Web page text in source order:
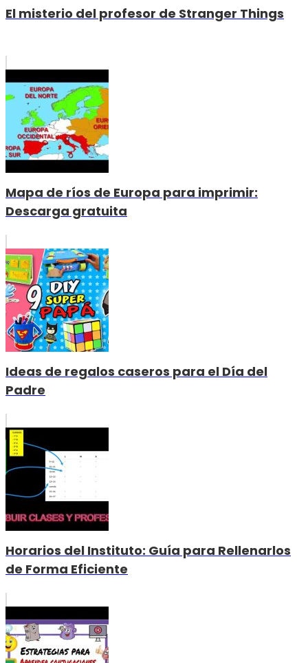
El misterio del profesor de Stranger Things
Mapa de ríos de Europa para imprimir:
Descarga gratuita
Ideas de regalos caseros para el Día del
Padre
Horarios del Instituto: Guía para Rellenarlos
de Forma Eficiente